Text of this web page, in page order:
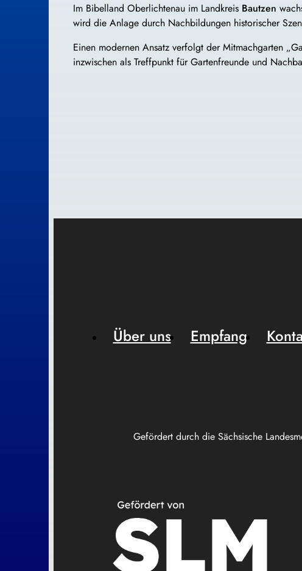
Im Bibelland Oberlichtenau im Landkreis Bautzen
wird die Anlage durch Nachbildungen historischer
Einen modernen Ansatz verfolgt der Mitmachgarten
inzwischen als Treffpunkt für Gartenfreunde und
Gefördert durch die Sächsische
Über uns Empfang